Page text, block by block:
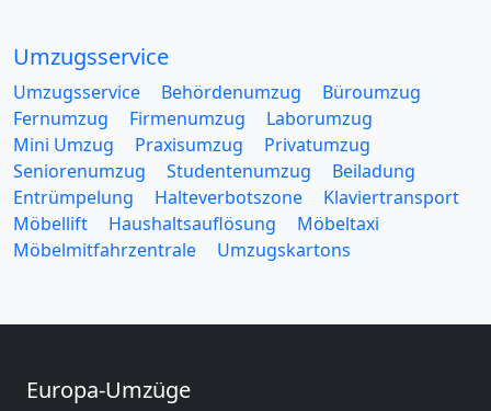
Umzugsservice
Umzugsservice Behördenumzug
Büroumzug
Fernumzug
Firmenumzug
Laborumzug
Mini Umzug
Praxisumzug
Privatumzug
Seniorenumzug
Studentenumzug
Beiladung
Entrümpelung
Halteverbotszone
Klaviertransport
Möbellift
Haushaltsauflösung
Möbeltaxi
Möbelmitfahrzentrale
Umzugskartons
Europa-Umzüge